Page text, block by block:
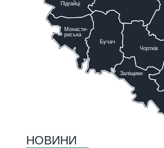
Бучач
Заліщики
Чортків
Підгайці
Монасти-
риська
НОВИНИ